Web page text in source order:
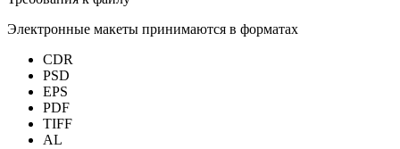
Электронные макеты принимаются в форматах
CDR
PSD
EPS
PDF
TIFF
AL